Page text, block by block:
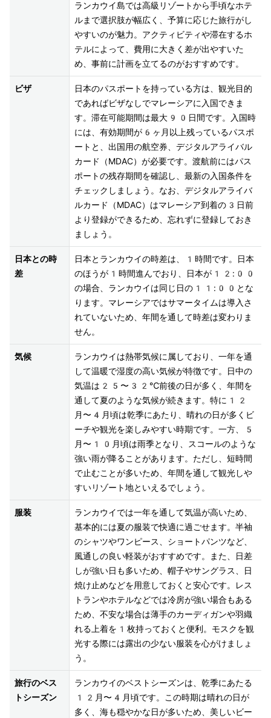
ランカウイ島では高級リゾートから手頃なホテ
ルまで選択肢が幅広く、予算に応じた旅行がし
やすいのが魅力。アクティビティや滞在するホ
テルによって、費用に大きく差が出やすいた
ビザ
日本のパスポートを持っている方は、観光目的
であればビザなしでマレーシアに入国できま
す。滞在可能期間は最大90日間です。入国時
には、有効期間が6ヶ月以上残っているパスポ
ートと、出国用の航空券、デジタルアライバル
カード（MDAC）が必要です。渡航前にはパス
ポートの残存期間を確認し、最新の入国条件を
チェックしましょう。なお、デジタルアライバ
ルカード（MDAC）はマレーシア到着の3日前
より登録ができるため、忘れずに登録しておき
ましょう。
日本との時
差
日本とランカウイの時差は、1時間です。日本
のほうが1時間進んでおり、日本が12:00
の場合、ランカウイは同じ日の11:00とな
ります。マレーシアではサマータイムは導入さ
れていないため、年間を通して時差は変わりま
せん。
気候
ランカウイは熱帯気候に属しており、一年を通
して温暖で湿度の高い気候が特徴です。日中の
気温は25〜32℃前後の日が多く、年間を
通して夏のような気候が続きます。特に12
月〜4月頃は乾季にあたり、晴れの日が多くビ
ーチや観光を楽しみやすい時期です。一方、5
月〜10月頃は雨季となり、スコールのような
強い雨が降ることがあります。ただし、短時間
で止むことが多いため、年間を通して観光しや
すいリゾート地といえるでしょう。
服装
ランカウイでは一年を通して気温が高いため、
基本的には夏の服装で快適に過ごせます。半袖
のシャツやワンピース、ショートパンツなど、
風通しの良い軽装がおすすめです。また、日差
しが強い日も多いため、帽子やサングラス、日
焼け止めなどを用意しておくと安心です。レス
トランやホテルなどでは冷房が強い場合もある
ため、不安な場合は薄手のカーディガンや羽織
れる上着を1枚持っておくと便利。モスクを観
光する際には露出の少ない服装を心がけましょ
旅行のベス
トシーズン
ランカウイのベストシーズンは、乾季にあたる
12月〜4月頃です。この時期は晴れの日が
多く、海も穏やかな日が多いため、美しいビー